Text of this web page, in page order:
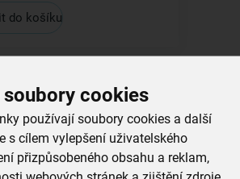
cookies
používají soubory cookies a další
s cílem vylepšení uživatelského
přizpůsobeného obsahu a reklam,
do košíku
1,2 l